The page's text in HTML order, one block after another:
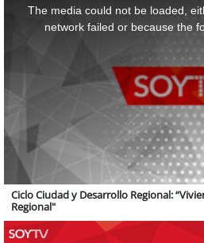
The media could not be loaded,
network failed or because the
Ciclo Ciudad y Desarrollo Regional:
Regional"